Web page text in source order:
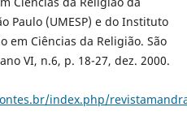
Paulo (UMESP) e do Instituto
em Ciências da Religião. São
VI, n.6, p. 18-27, dez. 2000.
index.php/